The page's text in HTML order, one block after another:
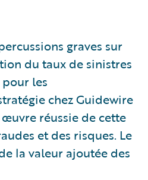
graves sur
du taux de sinistres
les
chez Guidewire
réussie de cette
et des risques. Le
la valeur ajoutée des